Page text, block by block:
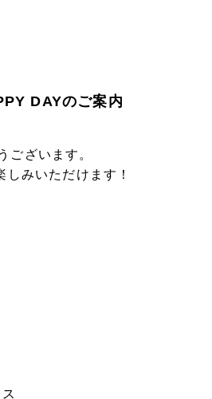
DAYのご案内
ざいます。
みいただけます！